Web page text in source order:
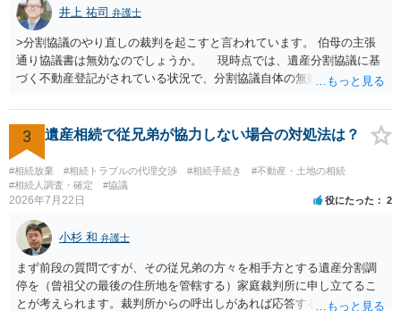
井上 祐司 弁護士
>分割協議のやり直しの裁判を起こすと言われています。 伯母の主張
通り協議書は無効なのでしょうか。 現時点では、遺産分割協議に基
づく不動産登記がされている状況で、分割協議自体の無効を裁判所が
方の訴訟の主張及び立証次第ですが、 ・御祖母様の認知能力に関する
医師の意見書、筆跡鑑定 が提出されればその効力が否定される可能性
はありますが、 ・伯母様自身が分割協議に加わっていること ・御祖母
様の意に反する遺産分割協議を行う実益が誰にあったかの立証が困難
であること からすると、実際に遺産分割協議の効力が否定される可能
性はそれほど高くない（立証のハードルは非常に高い）ということが
言えると思います。
3 遺産相続で従兄弟が協力しない場合の対処法は？
#相続放棄 #相続トラブルの代理交渉 #相続手続き
#不動産・土地の相続
#相続人調査・確定
#協議
2026年7月22日 役にたった 2
小杉 和 弁護士
まず前段の質問ですが、その従兄弟の方々を相手方とする遺産分割調
停を（曾祖父の最後の住所地を管轄する）家庭裁判所に申し立てるこ
とが考えられます。裁判所からの呼出しがあれば応答する可能性がま